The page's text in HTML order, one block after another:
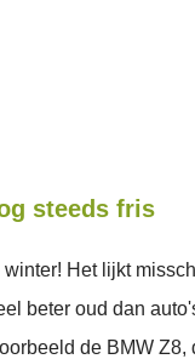
steeds fris
Het lijkt
beter oud dan
de BMW Z8,